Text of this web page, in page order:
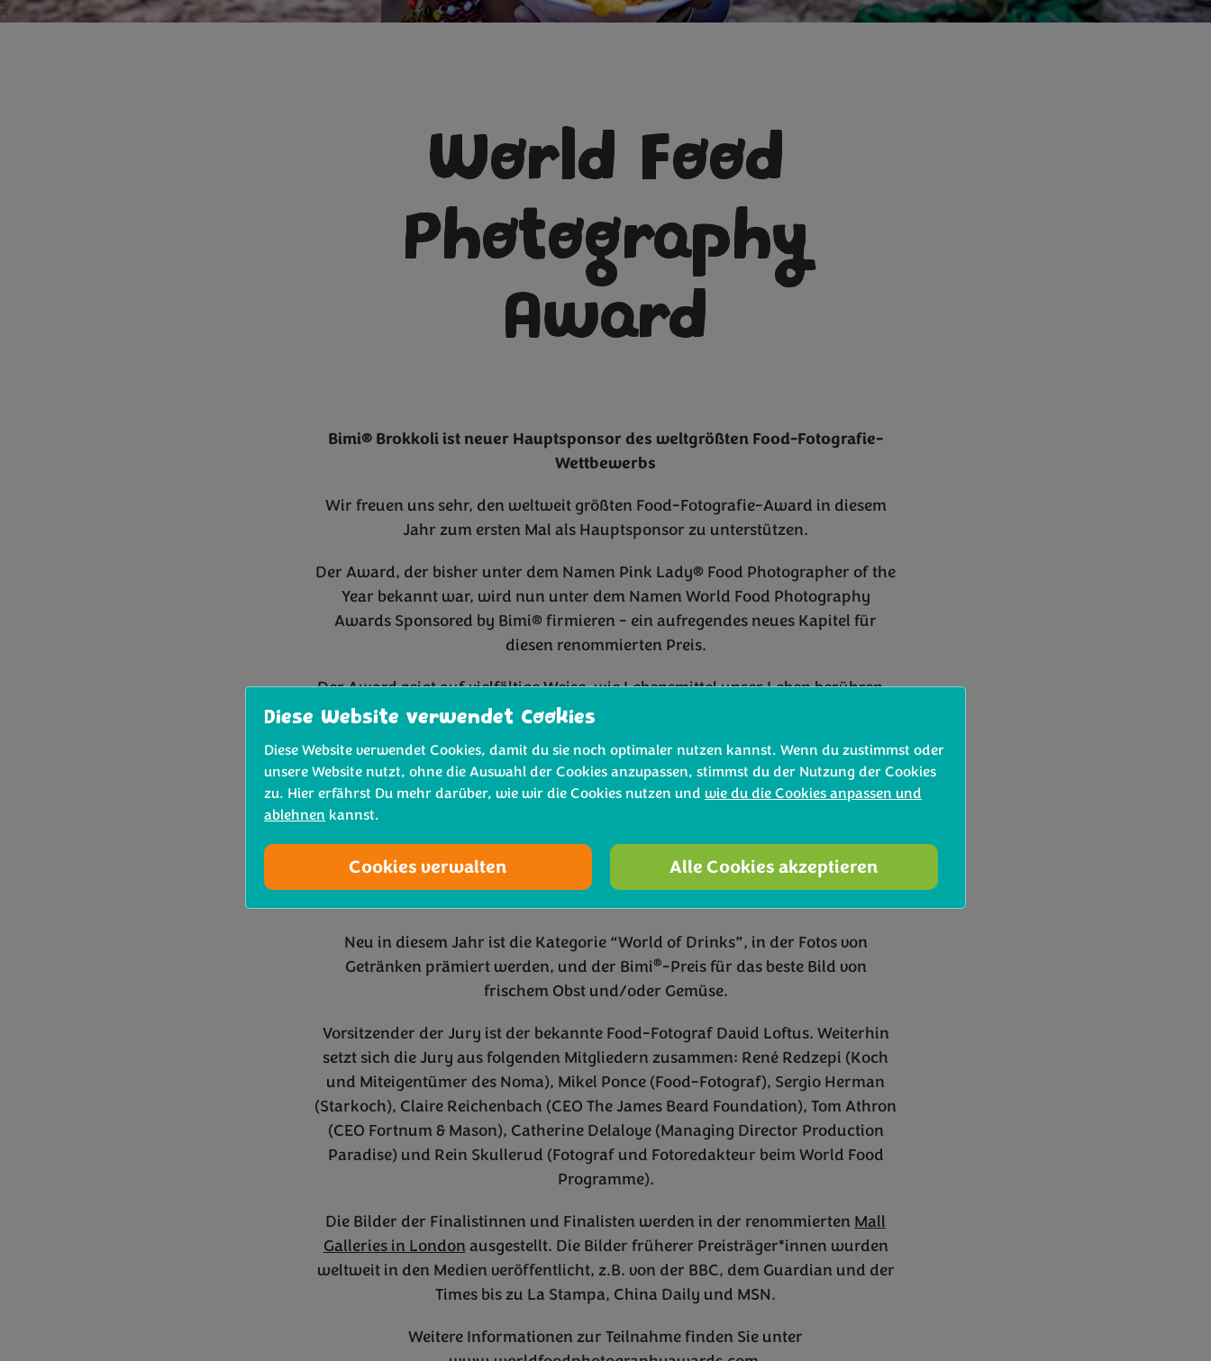
World Food
Photography
Award
Bimi® Brokkoli ist neuer Hauptsponsor des weltgrößten Food-Fotografie-
Wettbewerbs
Wir freuen uns sehr, den weltweit größten Food-Fotografie-Award in diesem
Jahr zum ersten Mal als Hauptsponsor zu unterstützen.
Der Award, der bisher unter dem Namen Pink Lady® Food Photographer of the
Year bekannt war, wird nun unter dem Namen World Food Photography
Awards Sponsored by Bimi® firmieren - ein aufregendes neues Kapitel für
diesen renommierten Preis.
Der Award zeigt auf vielfältige Weise, wie Lebensmittel unser Leben berühren -
vom Anbau über die Ernte und Verarbeitung bis hin zum Essen, Feiern und
Nachhaltigkeit.
Seit Gründung der Awards im Jahr 2011 wurden mehr als 100.000
beeindruckende Beiträge aus über 100 Ländern weltweit eingereicht. In über 25
Kategorien können sowohl Amateur- als auch Profi-Fotografinnen und -
Fotografen ihr technisches Können und ihre Kreativität unter Beweis stellen und
Neu in diesem Jahr ist die Kategorie “World of Drinks”, in der Fotos von
Getränken prämiert werden, und der Bimi®-Preis für das beste Bild von
frischem Obst und/oder Gemüse.
Vorsitzender der Jury ist der bekannte Food-Fotograf David Loftus. Weiterhin
setzt sich die Jury aus folgenden Mitgliedern zusammen: René Redzepi (Koch
und Miteigentümer des Noma), Mikel Ponce (Food-Fotograf), Sergio Herman
(Starkoch), Claire Reichenbach (CEO The James Beard Foundation), Tom Athron
(CEO Fortnum & Mason), Catherine Delaloye (Managing Director Production
Paradise) und Rein Skullerud (Fotograf und Fotoredakteur beim World Food
Programme).
Die Bilder der Finalistinnen und Finalisten werden in der renommierten Mall
Galleries in London ausgestellt. Die Bilder früherer Preisträger*innen wurden
weltweit in den Medien veröffentlicht, z.B. von der BBC, dem Guardian und der
Times bis zu La Stampa, China Daily und MSN.
Weitere Informationen zur Teilnahme finden Sie unter
Diese Website verwendet Cookies
Diese Website verwendet Cookies, damit du sie noch optimaler nutzen kannst. Wenn du zustimmst oder
unsere Website nutzt, ohne die Auswahl der Cookies anzupassen, stimmst du der Nutzung der Cookies
zu. Hier erfährst Du mehr darüber, wie wir die Cookies nutzen und wie du die Cookies anpassen und
ablehnen kannst.
Cookies verwalten Alle Cookies akzeptieren